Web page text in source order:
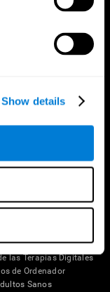
Show details
las Terapias Digitales
de Ordenador
Sanos